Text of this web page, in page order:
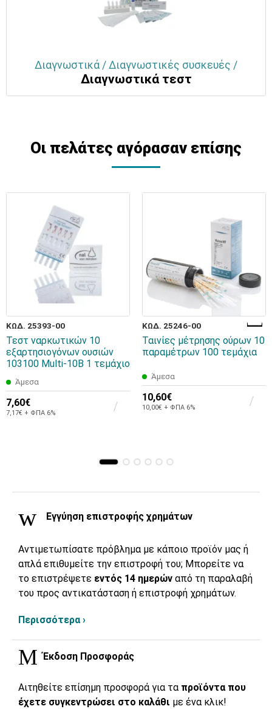
Διαγνωστικά / Διαγνωστικές συσκευές /
Διαγνωστικά τεστ
Οι πελάτες αγόρασαν επίσης
ΚΩΔ. 25393-00
Τεστ ναρκωτικών 10
εξαρτησιογόνων ουσιών
103100 Multi-10B 1 τεμάχιο
Άμεσα
7,60€
7,17€ + ΦΠΑ 6%
ΚΩΔ. 25246-00
Ταινίες μέτρησης ούρων 10
παραμέτρων 100 τεμάχια
Άμεσα
10,60€
10,00€ + ΦΠΑ 6%
Εγγύηση επιστροφής χρημάτων
Αντιμετωπίσατε πρόβλημα με κάποιο προϊόν μας ή
απλά επιθυμείτε την επιστροφή του; Μπορείτε να
το επιστρέψετε εντός 14 ημερών από τη παραλαβή
του προς αντικατάσταση ή επιστροφή χρημάτων.
Περισσότερα ›
Έκδοση Προσφοράς
Αιτηθείτε επίσημη προσφορά για τα προϊόντα που
έχετε συγκεντρώσει στο καλάθι με ένα κλικ!